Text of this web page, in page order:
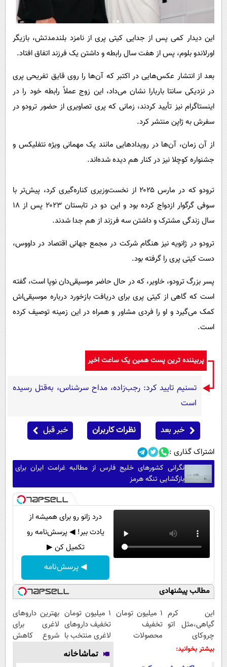
این دیدار کمی پس از جدایی کیتی پری از نامزد بلندمدتش، بازیگر
اورلاندو بلوم، پس از هفت سال رابطه و داشتن یک فرزند اتفاق افتاد.
بعد از انتشار عکس‌هایی در اکتبر که آن‌ها را روی قایق تفریحی پری
در نزدیکی سانتا باربارا نشان می‌داد، این زوج عملاً رابطه خود را در
اینستاگرام نیز تأیید کردند، زمانی که پری تصاویری از حضور ترودو در
سفرش به ژاپن منتشر کرد.
از آن زمان، آن‌ها در رویدادهایی مانند یک مهمانی ویژه نتفلیکس و
جشنواره کوچلا نیز در کنار هم دیده شده‌اند.
ترودو که در مارس ۲۰۲۵ از نخست‌وزیری کناره‌گیری کرد، پیش‌تر با
سوفی گرگوار ازدواج کرده بود و این دو در تابستان ۲۰۲۳ پس از ۱۸
سال زندگی مشترک و داشتن سه فرزند از هم جدا شدند.
ترودو در ژانویه نیز هنگام شرکت در مجمع جهانی اقتصاد در داووس،
دست کیتی پری را گرفته بود.
پسر بزرگ ترودو، خاویر، که در حال حاضر موسیقی‌دان نوپا است، گفته
است که گاهی از کیتی پری برای دریافت بازخورد درباره موسیقی‌اش
کمک می‌گیرد و او را فردی مشاور و همراه در این زمینه توصیف کرده
است.
پربیننده ترین پست همین یک ساعت اخیر
تسنیم تایید کرد: رجب‌زاده، مداح سرشناس، به‌قتل رسیده
است
خبر بعد نظرات کاربران خبر قبل
اشتراک گذاری :
نگرانی کشورهای خلیج فارس از مطالبه غرامت ایران برای
بازگشایی تنگه هرمز
درد زانو رو برای همیشه از
یادت ببر! ◀ پرسش‌نامه رو
تکمیل کن ▶
◀ پرسش‌نامه
مطالب پیشنهادی
این کرم
گیاهی،مثل اتو
چروکای
پوستتوصاف
۱ میلیون تومان
تخفیف
محصولات
۱ میلیون تومان
تخفیف داروهای
لاغری منتخب با
ارسال از
داروخانه
بهترین داروهای
لاغری برای
شروع کاهش
بیشتر بخوانید: تماشاخانه